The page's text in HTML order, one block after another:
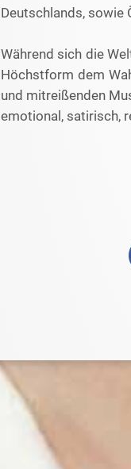
Deutschlands, sowie
Während sich die
Höchstform dem
und mitreißenden
emotional, satirisch,